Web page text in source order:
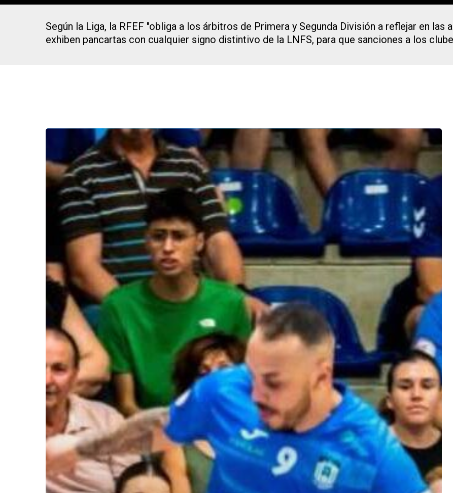
Presiona Intro para buscar o ESC para cerrar
Según la Liga, la RFEF "obliga a los árbitros de Primera y Segunda División a reflejar en
exhiben pancartas con cualquier signo distintivo de la LNFS, para que sanciones a los